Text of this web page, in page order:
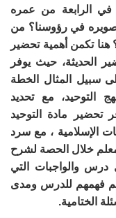
الرابعة من عمره
في رؤوسنا؟ من
تكمن أهمية تحضير
الحديثة، حيث يوفر
سبيل المثال الخطة
التوحيد، مع تحديد
تحضير مادة التوحيد
الإسلامية ، مع سرد
خلال الحصة لشرح
درس والواجبات التي
فهمهم للدرس ومدى
الختامية.